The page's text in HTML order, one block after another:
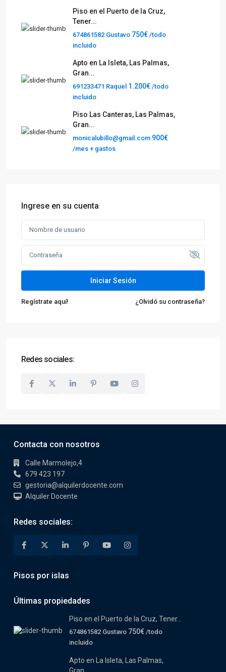
Piso en el Puerto de la Cruz,
Tener...
674861582 Gustavo 750€ /todo
incluido
Apto en La Isleta, Las Palmas,
Gran...
691233471 Raquel 1.200€ /todo
incluido
Piso Las Canteras, Las Palmas,
Gran...
monicalubillo@gmail.com 900€
/mes + gastos
Ingrese en su cuenta
Iniciar Sesión
Regístrate aquí! ¿Olvidó su contraseña?
Redes sociales:
Contacta con nosotros
Calle Marmolejo,4
679 423 197
gestoria@alquilerdocente.com
Alquiler Docente
Redes sociales:
Pisos por islas
Últimas propiedades
Piso en el Puerto de la Cruz, Tener...
674861582 Gustavo 750€ /todo
incluido
Apto en La Isleta, Las Palmas,